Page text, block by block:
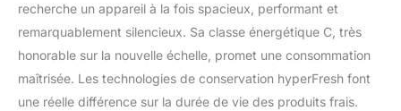
recherche un appareil à la fois spacieux, performant et
remarquablement silencieux. Sa classe énergétique C, très
honorable sur la nouvelle échelle, promet une consommation
maîtrisée. Les technologies de conservation hyperFresh font
une réelle différence sur la durée de vie des produits frais.